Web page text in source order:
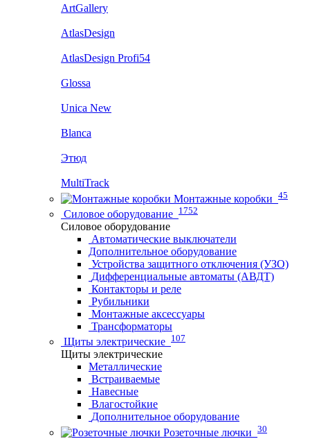
ArtGallery
AtlasDesign
AtlasDesign Profi54
Glossa
Unica New
Blanca
Этюд
MultiTrack
Монтажные коробки 45
Силовое оборудование 1752
Силовое оборудование
Автоматические выключатели
Дополнительное оборудование
Устройства защитного отключения (УЗО)
Дифференциальные автоматы (АВДТ)
Контакторы и реле
Рубильники
Монтажные аксессуары
Трансформаторы
Щиты электрические 107
Щиты электрические
Металлические
Встраиваемые
Навесные
Влагостойкие
Дополнительное оборудование
Розеточные лючки 30